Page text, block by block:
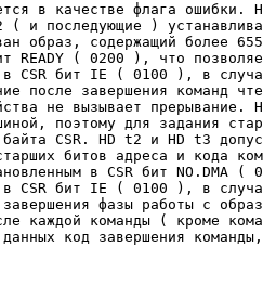
в качестве флага ошибки.
( и последующие )
образ, содержащий более
READY ( 0200 ), что
в CSR бит IE ( 0100 ), в
после завершения команд
не вызывает прерывание.
поэтому для задания
CSR. HD t2 и HD t3
битов адреса и кода
в CSR бит NO.DMA (
в CSR бит IE ( 0100 ), в
завершения фазы работы с
каждой команды ( кроме
код завершения